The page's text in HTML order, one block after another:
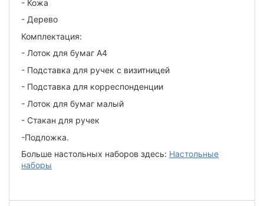
- Кожа
- Дерево
Комплектация:
- Лоток для бумаг А4
- Подставка для ручек с визитницей
- Подставка для корреспонденции
- Лоток для бумаг малый
- Стакан для ручек
-Подложка.
Больше настольных наборов здесь: Настольные
наборы